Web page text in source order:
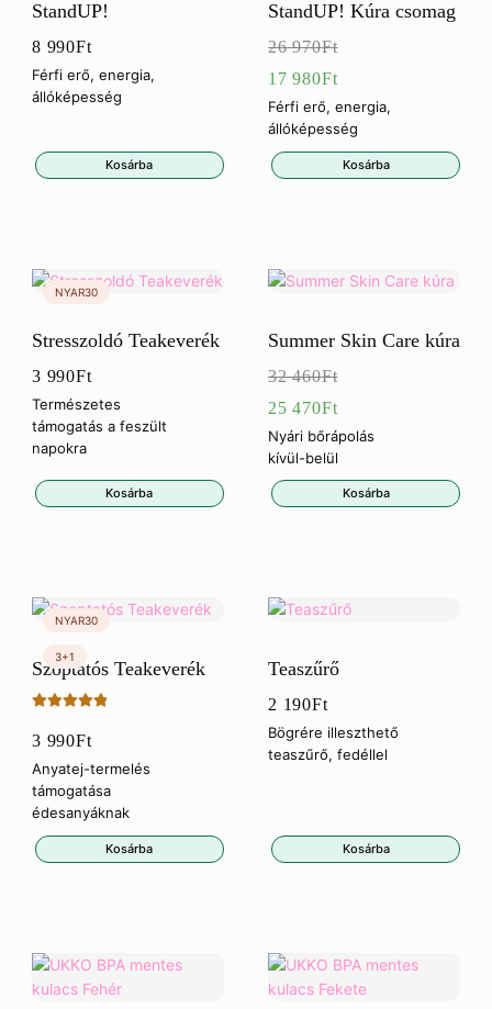
StandUP!
8 990Ft
Férfi erő, energia,
állóképesség
Kosárba
StandUP! Kúra csomag
26 970Ft
Eredeti
ár:
26
970Ft.
17 980Ft
Jelenlegi
ár:
17
Férfi erő, energia,
állóképesség
Kosárba
Stresszoldó Teakeverék
3 990Ft
Természetes
támogatás a feszült
napokra
Kosárba
Summer Skin Care kúra
32 460Ft
Eredeti
ár:
32
460Ft.
25 470Ft
Jelenlegi
ár:
25
Nyári bőrápolás
kívül-belül
Kosárba
Szoptatós Teakeverék
5.00/ 5
3 990Ft
Anyatej-termelés
támogatása
édesanyáknak
Kosárba
Teaszűrő
2 190Ft
Bögrére illeszthető
teaszűrő, fedéllel
Kosárba